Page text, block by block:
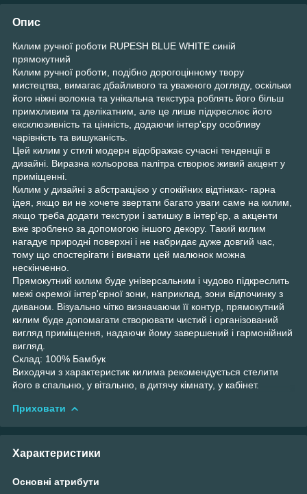
Опис
Килим ручної роботи RUPESH BLUE WHITE синій
прямокутний
Килим ручної роботи, подібно дорогоцінному твору
мистецтва, вимагає дбайливого та уважного догляду, оскільки
його ніжні волокна та унікальна текстура роблять його більш
примхливим та делікатним, але це лише підкреслює його
ексклюзивність та цінність, додаючи інтер'єру особливу
чарівність та вишуканість.
Цей килим у стилі модерн відображає сучасні тенденції в
дизайні. Виразна кольорова палітра створює живий акцент у
приміщенні.
Килим у дизайні з абстракцією у спокійних відтінках- гарна
ідея, якщо ви не хочете звертати багато уваги саме на килим,
якщо треба додати текстури і затишку в інтер'єр, а акценти
вже зроблено за допомогою іншого декору. Такий килим
нагадує природні поверхні і не набридає дуже довгий час,
тому що спостерігати і вивчати цей малюнок можна
нескінченно.
Прямокутний килим буде універсальним і чудово підкреслить
межі окремої інтер'єрної зони, наприклад, зони відпочинку з
диваном. Візуально чітко визначаючи її контур, прямокутний
килим буде допомагати створювати чистий і організований
вигляд приміщення, надаючи йому завершений і гармонійний
вигляд.
Склад: 100% Бамбук
Виходячи з характеристик килима рекомендується стелити
його в спальню, у вітальню, в дитячу кімнату, у кабінет.
Приховати
Характеристики
Основні атрибути